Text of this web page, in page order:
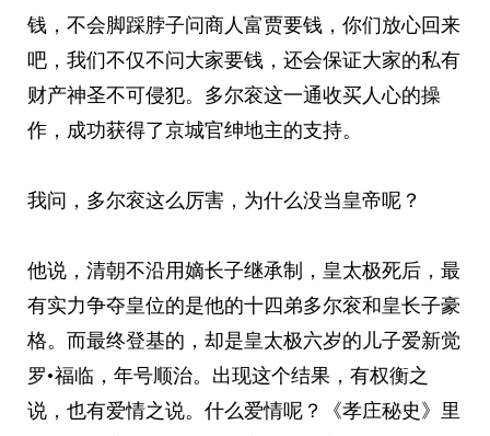
钱，不会脚踩脖子问商人富贾要钱，你们放心回来
吧，我们不仅不问大家要钱，还会保证大家的私有
财产神圣不可侵犯。多尔衮这一通收买人心的操
作，成功获得了京城官绅地主的支持。
我问，多尔衮这么厉害，为什么没当皇帝呢？
他说，清朝不沿用嫡长子继承制，皇太极死后，最
有实力争夺皇位的是他的十四弟多尔衮和皇长子豪
格。而最终登基的，却是皇太极六岁的儿子爱新觉
罗•福临，年号顺治。出现这个结果，有权衡之
说，也有爱情之说。什么爱情呢？《孝庄秘史》里